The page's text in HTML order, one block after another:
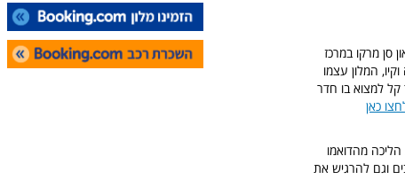
ליד מוזיאון סן מרקו במרכז
וגשר הפונטה וקיו, המלון עצמו
כך שלא תמיד קל למצוא בו חדר
כאן
עתיק מצוי ממש דקה הליכה מגשר הפונטה וקיו [בצידו השני] ו 10 דקות הליכה מהדואמו
ומציע גם תתנאים טובים וגם להרגיש את